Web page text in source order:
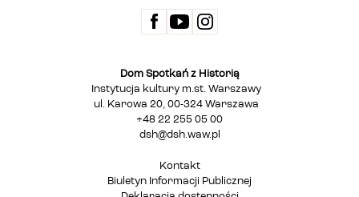
Dom Spotkań z Historią
Instytucja kultury m.st. Warszawy
ul. Karowa 20, 00-324 Warszawa
+48 22 255 05 00
dsh@dsh.waw.pl
Kontakt
Biuletyn Informacji Publicznej